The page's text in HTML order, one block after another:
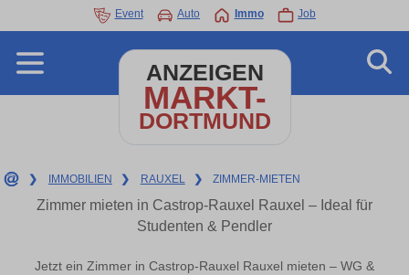
Event Auto Immo Job
ANZEIGEN
MARKT-
DORTMUND
❯ IMMOBILIEN ❯ RAUXEL ❯ ZIMMER-MIETEN
Zimmer mieten in Castrop-Rauxel Rauxel – Ideal für
Studenten & Pendler
Jetzt ein Zimmer in Castrop-Rauxel Rauxel mieten – WG &